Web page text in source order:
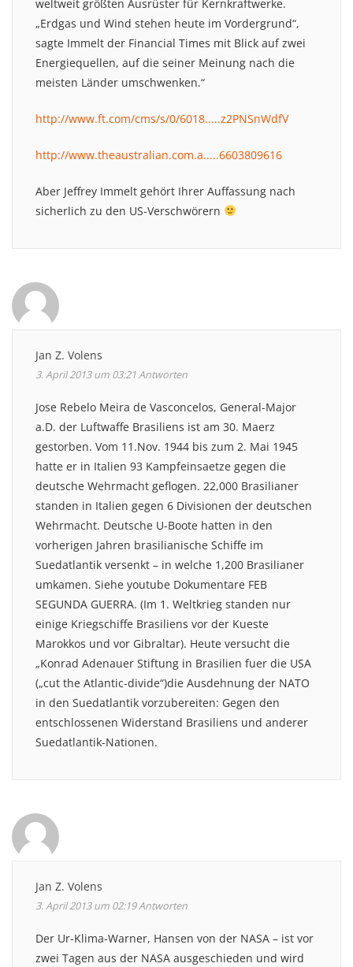
weltweit größten Ausrüster für Kernkraftwerke.
„Erdgas und Wind stehen heute im Vordergrund“,
sagte Immelt der Financial Times mit Blick auf zwei
Energiequellen, auf die seiner Meinung nach die
meisten Länder umschwenken.“
http://www.ft.com/cms/s/0/6018.....z2PNSnWdfV
http://www.theaustralian.com.a.....6603809616
Aber Jeffrey Immelt gehört Ihrer Auffassung nach
sicherlich zu den US-Verschwörern
Jan Z. Volens
3. April 2013 um 03:21Antworten
Jose Rebelo Meira de Vasconcelos, General-Major
a.D. der Luftwaffe Brasiliens ist am 30. Maerz
gestorben. Vom 11.Nov. 1944 bis zum 2. Mai 1945
hatte er in Italien 93 Kampfeinsaetze gegen die
deutsche Wehrmacht geflogen. 22,000 Brasilianer
standen in Italien gegen 6 Divisionen der deutschen
Wehrmacht. Deutsche U-Boote hatten in den
vorherigen Jahren brasilianische Schiffe im
Suedatlantik versenkt – in welche 1,200 Brasilianer
umkamen. Siehe youtube Dokumentare FEB
SEGUNDA GUERRA. (Im 1. Weltkrieg standen nur
einige Kriegschiffe Brasiliens vor der Kueste
Marokkos und vor Gibraltar). Heute versucht die
„Konrad Adenauer Stiftung in Brasilien fuer die USA
(„cut the Atlantic-divide“)die Ausdehnung der NATO
in den Suedatlantik vorzubereiten: Gegen den
entschlossenen Widerstand Brasiliens und anderer
Suedatlantik-Nationen.
Jan Z. Volens
3. April 2013 um 02:19Antworten
Der Ur-Klima-Warner, Hansen von der NASA – ist vor
zwei Tagen aus der NASA ausgeschieden und wird